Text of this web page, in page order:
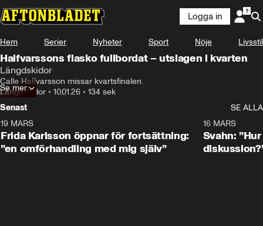
Logga in
Hem Serier Nyheter Sport Nöje Livsstil
Halfvarssons fiasko fullbordat – utslagen i kvarten
Längdskidor
Calle Halfvarsson missar kvartsfinalen.
Längdskidor • 10.01.26 • 134 sek
Se mer
Senast
SE ALLA
19 MARS
Frida Karlsson öppnar för fortsättning:
”en omförhandling med mig själv”
16 MARS
Svahn: